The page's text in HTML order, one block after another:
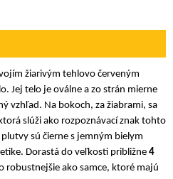
žiarivým tehlovo červeným
Jej telo je oválne a zo strán mierne
vzhľad. Na bokoch, za žiabrami, sa
slúži ako rozpoznávací znak tohto
sú čierne s jemným bielym
Dorastá do veľkosti približne 4
robustnejšie ako samce, ktoré majú